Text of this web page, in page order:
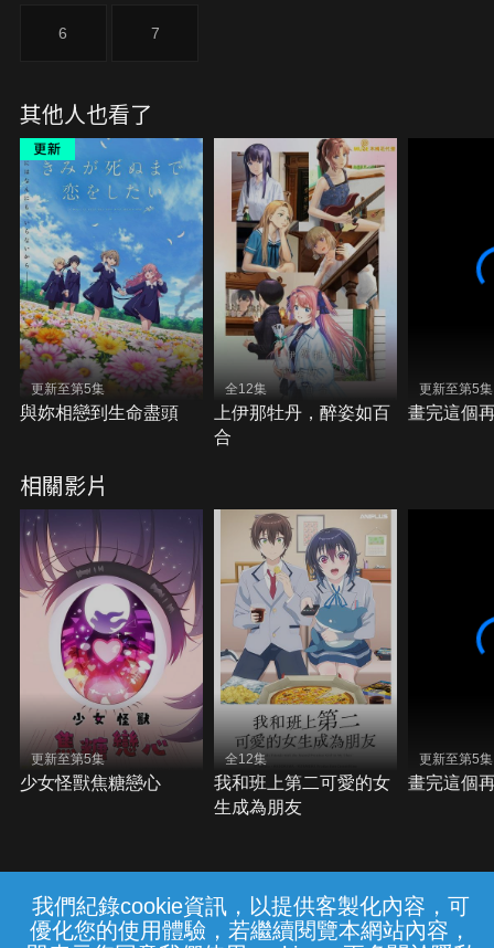
我們紀錄cookie資訊，以提供客製化內容，可
優化您的使用體驗，若繼續閱覽本網站內容，
6 7
其他人也看了
更新至第5集
與妳相戀到生命盡頭
全12集
上伊那牡丹，醉姿如百
合
更新至第5集
畫完這個
相關影片
更新至第5集
少女怪獸焦糖戀心
全12集
我和班上第二可愛的女
生成為朋友
更新至第5集
畫完這個
常見問題 線上客服 服務條款 隱私權保護
{{notifyMsg}}